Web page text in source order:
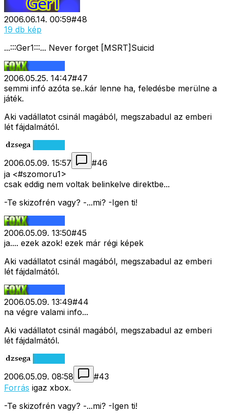
2006.06.14. 00:59#48
19 db kép
...:::Ger1:::... Never forget [MSRT]Suicid
2006.05.25. 14:47#47
semmi infó azóta se..kár lenne ha, feledésbe merülne a
játék.
Aki vadállatot csinál magából, megszabadul az emberi
lét fájdalmától.
2006.05.09. 15:57 #46
ja <#szomoru1>
csak eddig nem voltak belinkelve direktbe...
-Te skizofrén vagy? -...mi? -Igen ti!
2006.05.09. 13:50#45
ja.... ezek azok! ezek már régi képek
Aki vadállatot csinál magából, megszabadul az emberi
lét fájdalmától.
2006.05.09. 13:49#44
na végre valami info...
Aki vadállatot csinál magából, megszabadul az emberi
lét fájdalmától.
2006.05.09. 08:58 #43
Forrás igaz xbox.
-Te skizofrén vagy? -...mi? -Igen ti!